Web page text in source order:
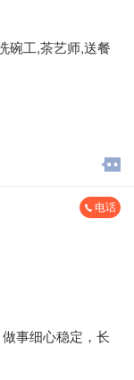
碗工,茶艺师,送餐
电话
事细心稳定，长